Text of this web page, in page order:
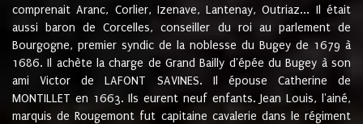
comprenait Aranc, Corlier, Izenave, Lantenay, Outriaz... Il était
aussi baron de Corcelles, conseiller du roi au parlement de
Bourgogne, premier syndic de la noblesse du Bugey de 1679 à
1686. Il achète la charge de Grand Bailly d'épée du Bugey à son
ami Victor de LAFONT SAVINES. Il épouse Catherine de
MONTILLET en 1663. Ils eurent neuf enfants. Jean Louis, l'ainé,
marquis de Rougemont fut capitaine cavalerie dans le régiment